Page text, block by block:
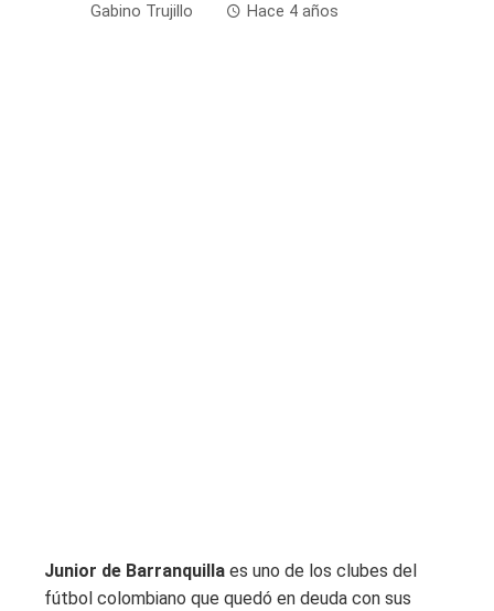
Gabino Trujillo Hace 4 años
Junior de Barranquilla es uno de los clubes del
fútbol colombiano que quedó en deuda con sus